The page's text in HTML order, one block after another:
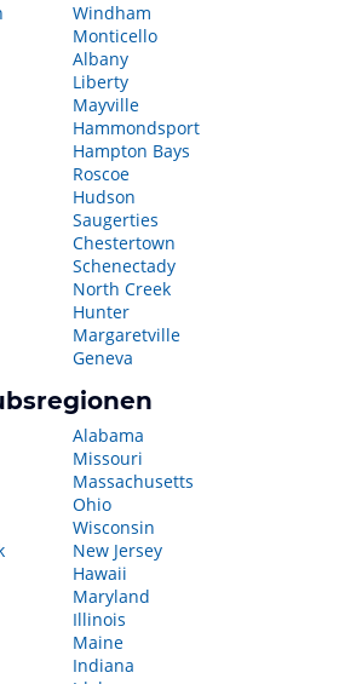
Windham
Monticello
Albany
Liberty
Mayville
Hammondsport
Hampton Bays
Roscoe
Hudson
Saugerties
Chestertown
Schenectady
North Creek
Hunter
Margaretville
Geneva
Alabama
Missouri
Massachusetts
Ohio
Wisconsin
New Jersey
Hawaii
Maryland
Illinois
Maine
Indiana